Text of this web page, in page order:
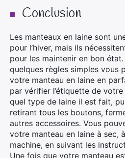
Conclusion
Les manteaux en laine sont
pour l’hiver, mais ils
pour les maintenir en bon
quelques règles simples vous
votre manteau en laine en
par vérifier l’étiquette de
quel type de laine il est fait,
retirant tous les boutons,
autres accessoires. Vous
votre manteau en laine à sec,
machine, en suivant les
Une fois que votre manteau